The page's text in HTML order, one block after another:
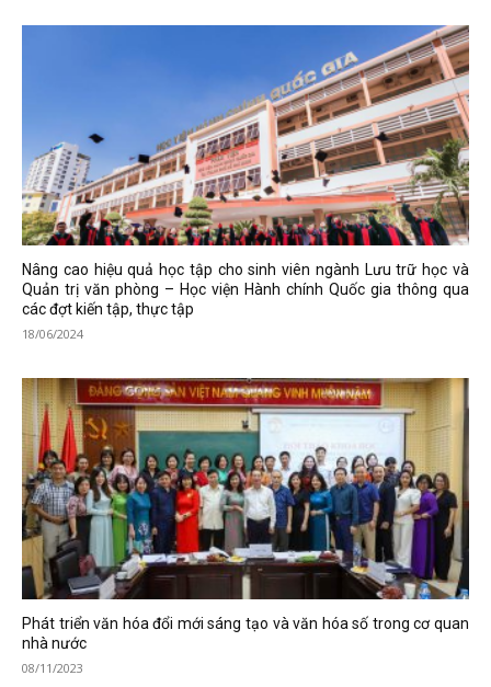
Nâng cao hiệu quả học tập cho sinh viên ngành Lưu trữ học và
Quản trị văn phòng – Học viện Hành chính Quốc gia thông qua
các đợt kiến tập, thực tập
18/06/2024
Phát triển văn hóa đổi mới sáng tạo và văn hóa số trong cơ quan
nhà nước
08/11/2023